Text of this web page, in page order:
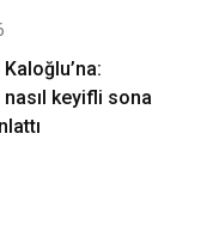
nasıl keyifli sona